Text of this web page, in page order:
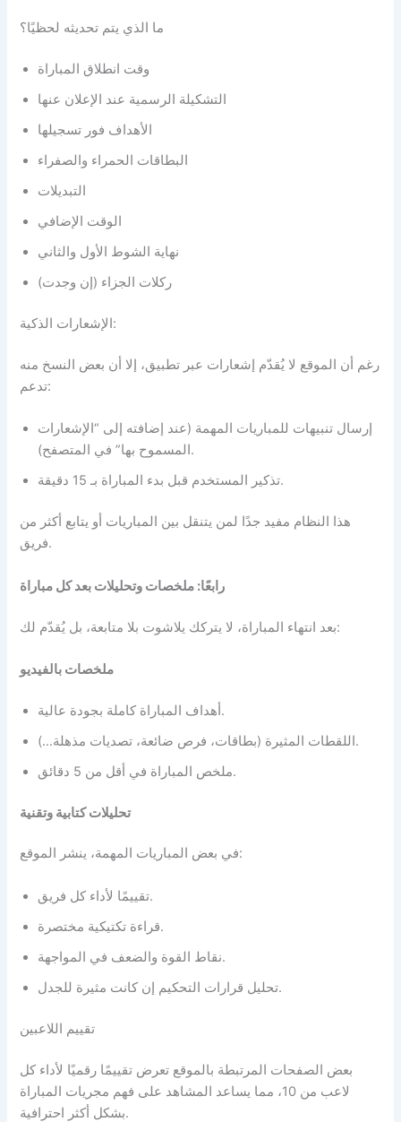
ما الذي يتم تحديثه لحظيًا؟
وقت انطلاق المباراة
التشكيلة الرسمية عند الإعلان عنها
الأهداف فور تسجيلها
البطاقات الحمراء والصفراء
التبديلات
الوقت الإضافي
نهاية الشوط الأول والثاني
ركلات الجزاء (إن وجدت)
الإشعارات الذكية:
رغم أن الموقع لا يُقدّم إشعارات عبر تطبيق، إلا أن بعض النسخ منه
تدعم:
إرسال تنبيهات للمباريات المهمة (عند إضافته إلى “الإشعارات
المسموح بها” في المتصفح).
تذكير المستخدم قبل بدء المباراة بـ 15 دقيقة.
هذا النظام مفيد جدًا لمن يتنقل بين المباريات أو يتابع أكثر من
فريق.
رابعًا: ملخصات وتحليلات بعد كل مباراة
بعد انتهاء المباراة، لا يتركك يلاشوت بلا متابعة، بل يُقدّم لك:
ملخصات بالفيديو
أهداف المباراة كاملة بجودة عالية.
اللقطات المثيرة (بطاقات، فرص ضائعة، تصديات مذهلة…).
ملخص المباراة في أقل من 5 دقائق.
تحليلات كتابية وتقنية
في بعض المباريات المهمة، ينشر الموقع:
تقييمًا لأداء كل فريق.
قراءة تكتيكية مختصرة.
نقاط القوة والضعف في المواجهة.
تحليل قرارات التحكيم إن كانت مثيرة للجدل.
تقييم اللاعبين
بعض الصفحات المرتبطة بالموقع تعرض تقييمًا رقميًا لأداء كل
لاعب من 10، مما يساعد المشاهد على فهم مجريات المباراة
بشكل أكثر احترافية.